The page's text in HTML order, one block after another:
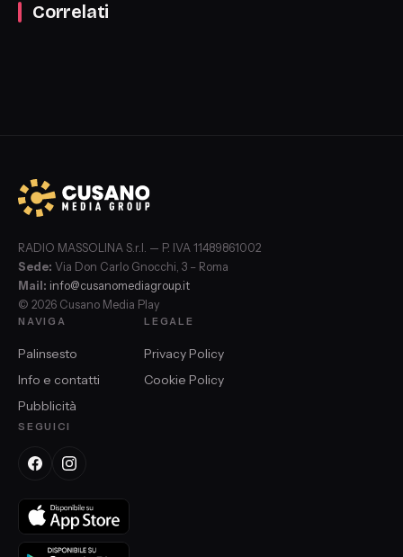
Correlati
RADIO MASSOLINA S.r.l. — P. IVA 11489861002
Sede: Via Don Carlo Gnocchi, 3 – Roma
Mail: info@cusanomediagroup.it
© 2026 Cusano Media Play
NAVIGA
Palinsesto
Info e contatti
Pubblicità
LEGALE
Privacy Policy
Cookie Policy
SEGUICI